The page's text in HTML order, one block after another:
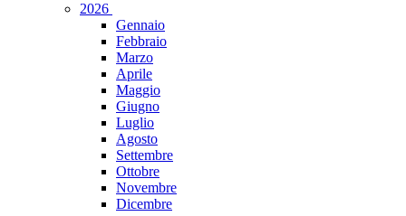
2026
Gennaio
Febbraio
Marzo
Aprile
Maggio
Giugno
Luglio
Agosto
Settembre
Ottobre
Novembre
Dicembre